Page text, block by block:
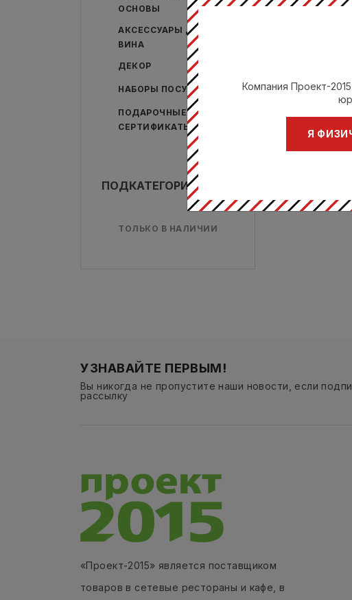
ОСНОВЫ
АКСЕССУАРЫ ДЛЯ
ВИНА
ДЕКОР
НАБОРЫ ПОСУДЫ
ПОДАРОЧНЫЕ
СЕРТИФИКАТЫ
ПОДКАТЕГОРИИ
ТОЛЬКО В НАЛИЧИИ
УЗНАВАЙТЕ ПЕРВЫМ!
Вы никогда не пропустите наши новости, если
рассылку
«Проект-2015» является поставщиком
товаров в сетевые рестораны и кафе, в
Компания Проект-
Я